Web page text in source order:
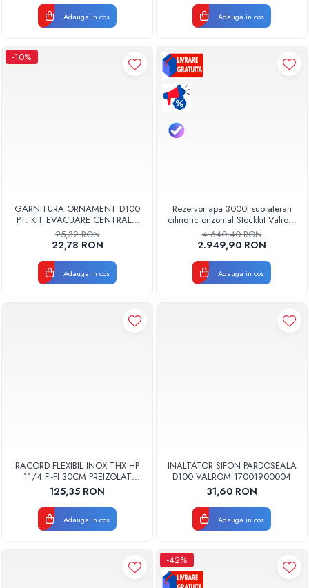
Adauga in cos Adauga in cos
-10%
GARNITURA ORNAMENT D100
PT. KIT EVACUARE CENTRALA
FGGE100
25,32 RON
22,78 RON
Adauga in cos
Rezervor apa 3000l suprateran
cilindric orizontal Stockkit Valrom
49013000001
4.640,40 RON
2.949,90 RON
Adauga in cos
RACORD FLEXIBIL INOX THX HP
11/4 FI-FI 30CM PREIZOLAT
PENTRU POMPA DE CALDURA -
THX
125,35 RON
Adauga in cos
INALTATOR SIFON PARDOSEALA
D100 VALROM 17001900004
31,60 RON
Adauga in cos
-42%